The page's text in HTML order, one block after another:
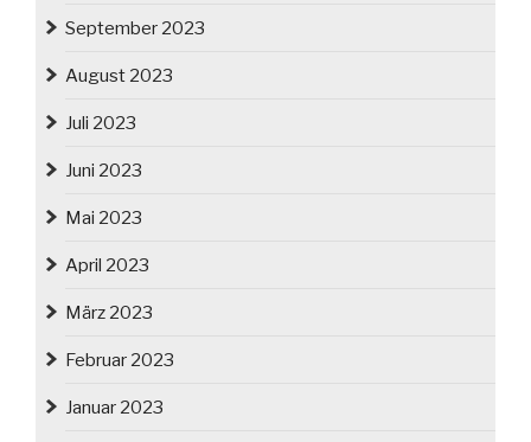
September 2023
August 2023
Juli 2023
Juni 2023
Mai 2023
April 2023
März 2023
Februar 2023
Januar 2023